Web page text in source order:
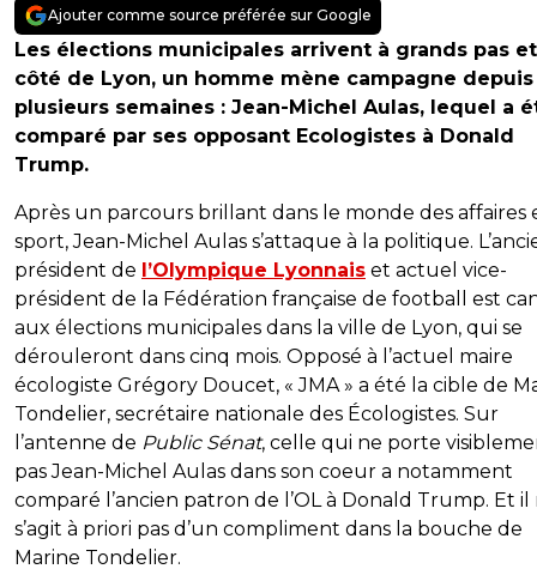
Ajouter comme source préférée sur Google
Les élections municipales arrivent à grands pas
côté de Lyon, un homme mène campagne depuis
plusieurs semaines : Jean-Michel Aulas, lequel a
comparé par ses opposant Ecologistes à Donald
Trump.
Après un parcours brillant dans le monde des affaires
sport, Jean-Michel Aulas s’attaque à la politique.
président de l’Olympique Lyonnais et actuel vice-
président de la Fédération française de football est
aux élections municipales dans la ville de Lyon, qui se
dérouleront dans cinq mois. Opposé à l’actuel maire
écologiste Grégory Doucet, « JMA » a été la cible de
Tondelier, secrétaire nationale des Écologistes. Sur
l’antenne de Public Sénat, celle qui ne porte
pas Jean-Michel Aulas dans son coeur a notamment
comparé l’ancien patron de l’OL à Donald Trump. Et il
s’agit à priori pas d’un compliment dans la bouche de
Marine Tondelier.